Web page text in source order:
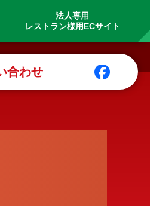
法人専用
レストラン様用ECサイト
合わせ